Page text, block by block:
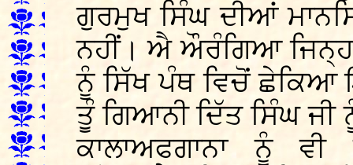
ਗੁਰਮੁਖ ਸਿੰਘ ਦੀਆਂ
ਨਹੀਂ। ਐ ਔਰੰਗਿਆ
ਨੂੰ ਸਿੱਖ ਪੰਥ ਵਿਚੋਂ ਛੇਕਿਆ
ਤੂੰ ਗਿਆਨੀ ਦਿੱਤ ਸਿੰਘ
ਕਾਲਾਅਫਗਾਨਾ ਨੂੰ